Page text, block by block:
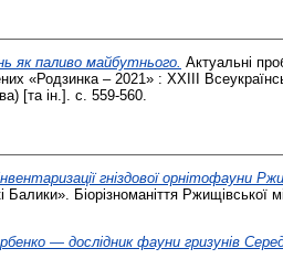
як паливо майбутнього. Актуальні
«Родзинка – 2021» : XXІIІ
[та ін.]. с. 559-560.
гніздової орнітофауни
Балики». Біорізноманіття Ржищівської
— дослідник фауни гризунів